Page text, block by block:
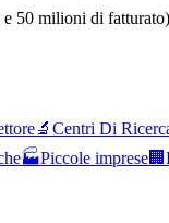
50 milioni di
🔬 Centri Di
🏭Piccole imprese🏢